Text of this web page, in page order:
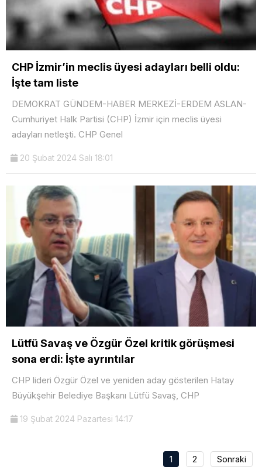
CHP İzmir’in meclis üyesi adayları belli oldu:
İşte tam liste
DEMOKRAT GÜNDEM-HABER MERKEZİ-ERDEM ASLAN-
Cumhuriyet Halk Partisi (CHP) İzmir için meclis üyesi
adayları netleşti. CHP Genel
20 Şubat 2024 Salı 18:01
Lütfü Savaş ve Özgür Özel kritik görüşmesi
sona erdi: İşte ayrıntılar
CHP lideri Özgür Özel ve yeniden aday gösterilen Hatay
Büyükşehir Belediye Başkanı Lütfü Savaş, CHP
19 Şubat 2024 Pazartesi 14:17
1 2 Sonraki